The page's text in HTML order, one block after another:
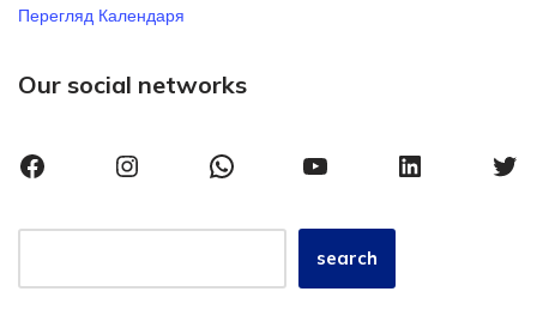
Перегляд Календаря
Our social networks
search